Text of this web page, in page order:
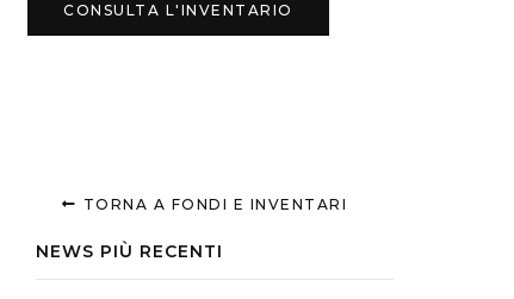
CONSULTA L'INVENTARIO
TORNA A FONDI E INVENTARI
NEWS PIÙ RECENTI